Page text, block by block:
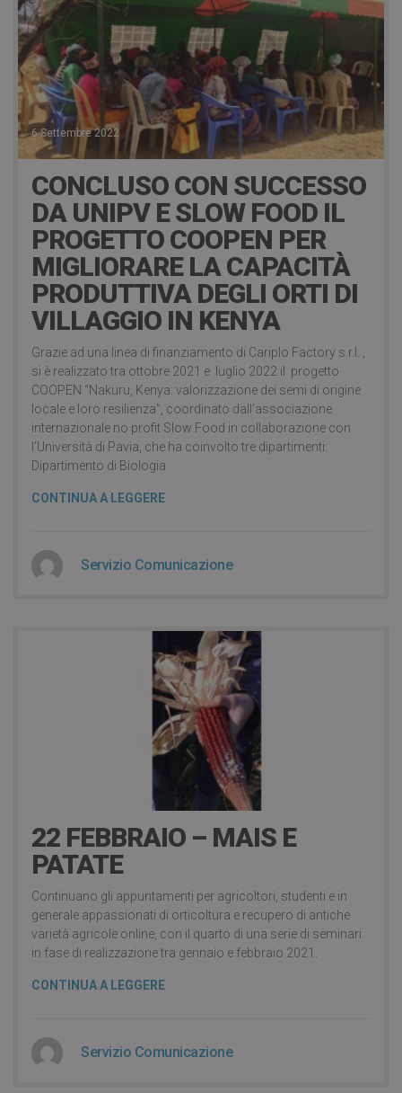
6 Settembre 2022
CONCLUSO CON SUCCESSO
DA UNIPV E SLOW FOOD IL
PROGETTO COOPEN PER
MIGLIORARE LA CAPACITÀ
PRODUTTIVA DEGLI ORTI DI
VILLAGGIO IN KENYA
Grazie ad una linea di finanziamento di Cariplo Factory s.r.l. ,
si è realizzato tra ottobre 2021 e luglio 2022 il progetto
COOPEN “Nakuru, Kenya: valorizzazione dei semi di origine
locale e loro resilienza”, coordinato dall’associazione
internazionale no profit Slow Food in collaborazione con
l’Università di Pavia, che ha coinvolto tre dipartimenti:
Dipartimento di Biologia
CONTINUA A LEGGERE
Servizio Comunicazione
22 FEBBRAIO – MAIS E
PATATE
Continuano gli appuntamenti per agricoltori, studenti e in
generale appassionati di orticoltura e recupero di antiche
varietà agricole online, con il quarto di una serie di seminari
in fase di realizzazione tra gennaio e febbraio 2021.
CONTINUA A LEGGERE
Servizio Comunicazione